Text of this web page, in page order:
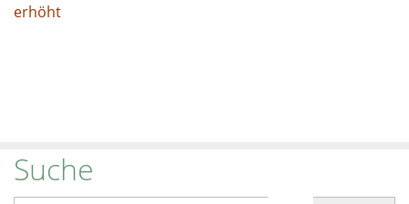
erhöht
Suche